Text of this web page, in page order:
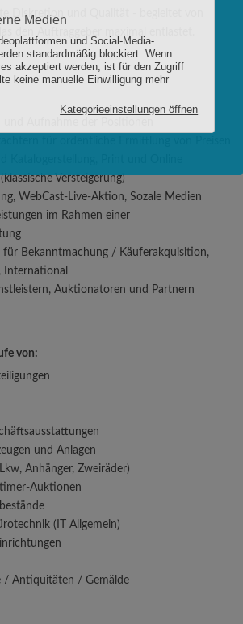
Diskretion und Qualität - begleitet von
Versteigerung)
WebCast-Live-Aktion, Sozale Medien
im Rahmen einer
für Bekanntmachung / Käuferakquisition,
International
Auktionatoren und Partnern
von:
und Anlagen
Anhänger, Zweiräder)
Auktionen
(IT Allgemein)
/ Antiquitäten / Gemälde